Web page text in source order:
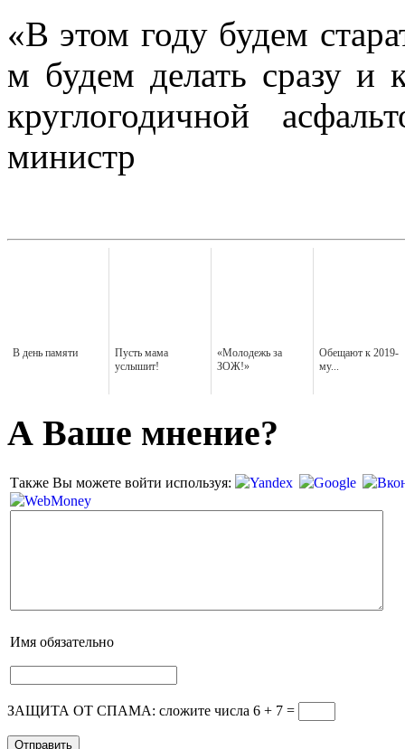
«В этом году будем
м будем делать сразу и
круглогодичной
министр
В день памяти
Пусть мама
услышит!
«Молодежь за
ЗОЖ!»
Обещают к 2019-
му...
А Ваше мнение?
Также Вы можете войти используя:
Имя обязательно
ЗАЩИТА ОТ СПАМА: сложите числа 6 + 7 =